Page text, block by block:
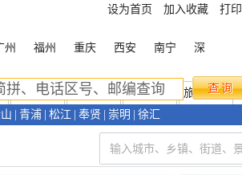
设为首页 加入收藏 打印
州 福州 重庆 西安 南宁
深
新闻资讯 天气视频 环境气象
旅游气象
青浦 松江 奉贤 崇明 徐汇